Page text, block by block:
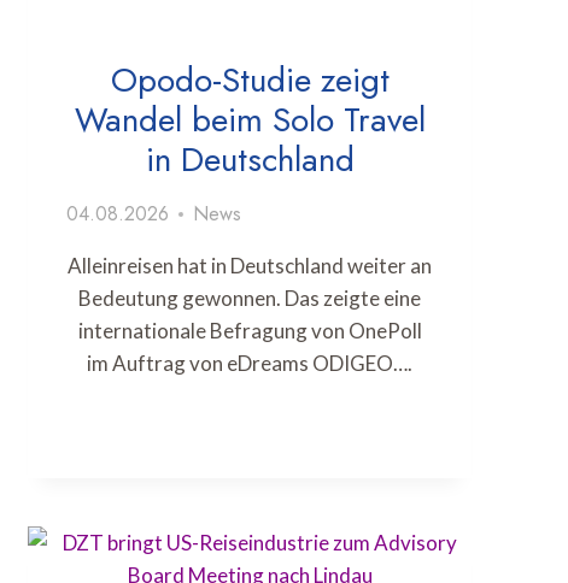
Opodo-Studie zeigt
Wandel beim Solo Travel
in Deutschland
04.08.2026 News
Alleinreisen hat in Deutschland weiter an
Bedeutung gewonnen. Das zeigte eine
internationale Befragung von OnePoll
im Auftrag von eDreams ODIGEO….